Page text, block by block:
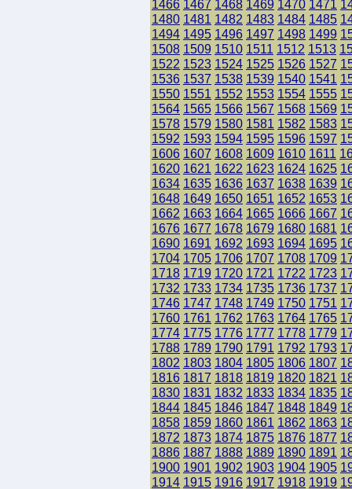
1466 1467 1468 1469 1470 1471
1480 1481 1482 1483 1484 1485
1494 1495 1496 1497 1498 1499
1508 1509 1510 1511 1512 1513
1522 1523 1524 1525 1526 1527
1536 1537 1538 1539 1540 1541
1550 1551 1552 1553 1554 1555
1564 1565 1566 1567 1568 1569
1578 1579 1580 1581 1582 1583
1592 1593 1594 1595 1596 1597
1606 1607 1608 1609 1610 1611
1620 1621 1622 1623 1624 1625
1634 1635 1636 1637 1638 1639
1648 1649 1650 1651 1652 1653
1662 1663 1664 1665 1666 1667
1676 1677 1678 1679 1680 1681
1690 1691 1692 1693 1694 1695
1704 1705 1706 1707 1708 1709
1718 1719 1720 1721 1722 1723
1732 1733 1734 1735 1736 1737
1746 1747 1748 1749 1750 1751
1760 1761 1762 1763 1764 1765
1774 1775 1776 1777 1778 1779
1788 1789 1790 1791 1792 1793
1802 1803 1804 1805 1806 1807
1816 1817 1818 1819 1820 1821
1830 1831 1832 1833 1834 1835
1844 1845 1846 1847 1848 1849
1858 1859 1860 1861 1862 1863
1872 1873 1874 1875 1876 1877
1886 1887 1888 1889 1890 1891
1900 1901 1902 1903 1904 1905
1914 1915 1916 1917 1918 1919